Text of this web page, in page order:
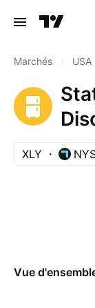
Marchés USA
XLY
Vue